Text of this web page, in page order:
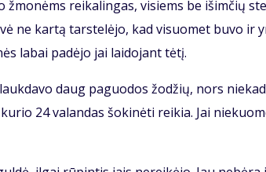
žmo­nėms rei­ka­lin­gas, vi­siems be iš­im­čių
ne kar­tą tars­te­lė­jo, kad vi­suo­met bu­vo ir
la­bai pa­dė­jo jai lai­do­jant tė­tį.
daug pa­guo­dos žo­džių, nors
24 va­lan­das šo­ki­nė­ti rei­kia. Jai